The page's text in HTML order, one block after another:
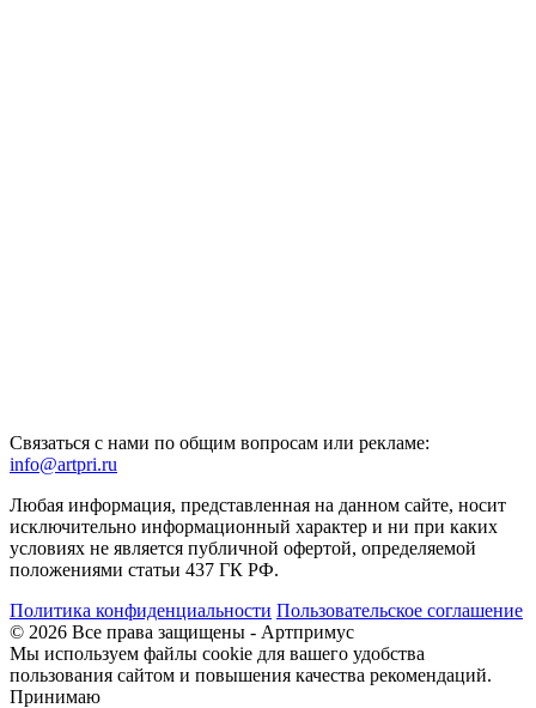
Связаться с нами по общим вопросам или рекламе:
info@artpri.ru
Любая информация, представленная на данном сайте, носит
исключительно информационный характер и ни при каких
условиях не является публичной офертой, определяемой
положениями статьи 437 ГК РФ.
Политика конфиденциальности Пользовательское соглашение
© 2026 Все права защищены - Артпримус
Мы используем файлы cookie для вашего удобства
пользования сайтом и повышения качества рекомендаций.
Принимаю